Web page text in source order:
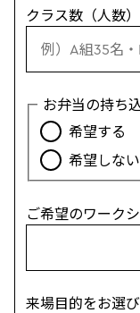
クラス数（人数）
お弁当の持ち
希望する
希望しない
ご希望のワーク
来場目的をお選